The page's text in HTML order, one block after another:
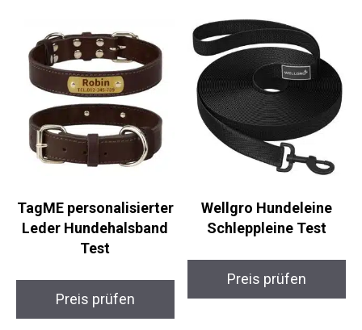
TagME personalisierter
Leder Hundehalsband
Test
Preis prüfen
Wellgro Hundeleine
Schleppleine Test
Preis prüfen